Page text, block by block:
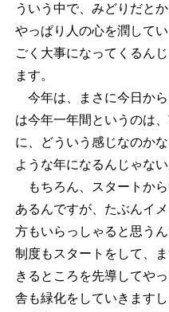
ういう中で、みどりだと
やっぱり人の心を潤して
ごく大事になってくるん
ます。
今年は、まさに今日か
は今年一年間というのは
に、どういう感じなのか
ような年になるんじゃな
もちろん、スタートか
あるんですが、たぶんイ
方もいらっしゃると思う
制度もスタートをして、
きるところを先導してや
舎も緑化をしていきます